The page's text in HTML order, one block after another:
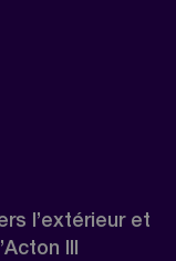
l’extérieur et
III